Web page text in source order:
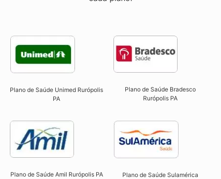
Plano de Saúde Unimed Rurópolis
PA
Plano de Saúde Bradesco
Rurópolis PA
Plano de Saúde Amil Rurópolis PA
Plano de Saúde Sulamérica